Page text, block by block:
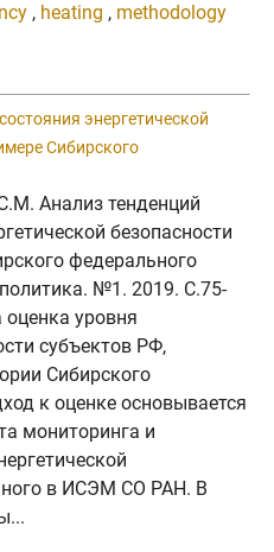
, heating , methodology
энергетической
Сибирского
Анализ тенденций
безопасности
федерального
№1. 2019. C.75-
оценка уровня
субъектов РФ,
Сибирского
к оценке основывается
мониторинга и
в ИСЭМ СО РАН. В